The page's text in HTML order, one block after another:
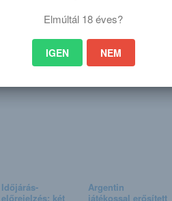
Christina Monica Miller
Időjárás-
előrejelzés: két
Argentin
játékossal erősített
Elmúltál 18 éves?
IGEN NEM